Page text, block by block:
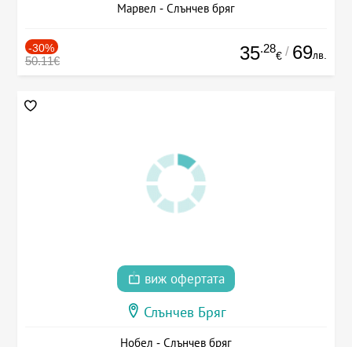
Марвел - Слънчев бряг
-30%
50.11€ 35.28
€ / 69лв.
виж офертата
Слънчев Бряг
Нобел - Слънчев бряг